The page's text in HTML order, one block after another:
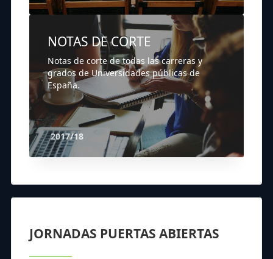
NOTAS DE CORTE
Notas de corte de todas las carreras y
grados de Universidades públicas de
España.
2017/18
JORNADAS PUERTAS ABIERTAS